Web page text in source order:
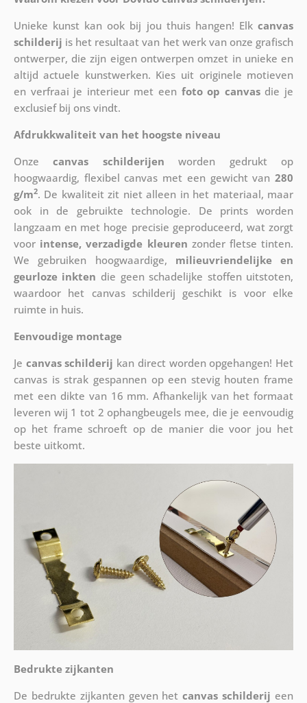
Unieke kunst kan ook bij jou thuis hangen! Elkcanvas
schilderij is het resultaat van het werk van onze grafisch
ontwerper, die zijn eigen ontwerpen omzet in unieke en
altijd actuele kunstwerken. Kies uit originele motieven
en verfraai je interieur met een foto op canvasdie je
exclusief bij ons vindt.
Afdrukkwaliteit van het hoogste niveau
Onzecanvas schilderijen worden gedrukt op
hoogwaardig, flexibel canvas met een gewicht van280
g/m2. De kwaliteit zit niet alleen in het materiaal, maar
ook in de gebruikte technologie. De prints worden
langzaam en met hoge precisie geproduceerd, wat zorgt
voor intense, verzadigde kleuren zonder fletse tinten.
We gebruiken hoogwaardige, milieuvriendelijke en
geurloze inkten die geen schadelijke stoffen uitstoten,
waardoor het canvas schilderij geschikt is voor elke
ruimte in huis.
Eenvoudige montage
Je canvas schilderij kan direct worden opgehangen! Het
canvas is strak gespannen op een stevig houten frame
met een dikte van 16 mm. Afhankelijk van het formaat
leveren wij 1 tot 2 ophangbeugels mee, die je eenvoudig
op het frame schroeft op de manier die voor jou het
beste uitkomt.
Bedrukte zijkanten
De bedrukte zijkanten geven hetcanvas schilderij een